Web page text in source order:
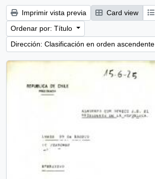
Imprimir vista previa Card view
Ordenar por: Título
Dirección: Clasificación en orden ascendente